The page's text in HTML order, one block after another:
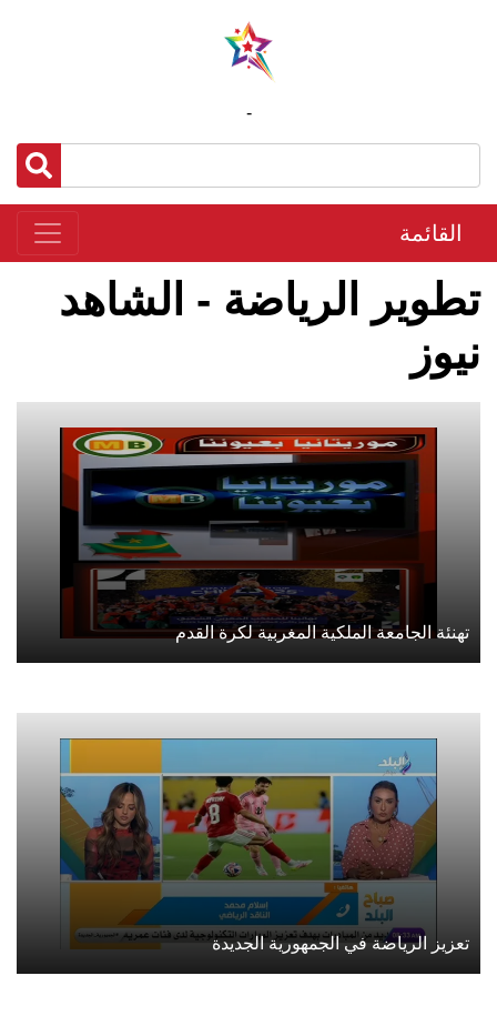
-
القائمة
تطوير الرياضة - الشاهد
نيوز
تهنئة الجامعة الملكية المغربية لكرة القدم
تعزيز الرياضة في الجمهورية الجديدة